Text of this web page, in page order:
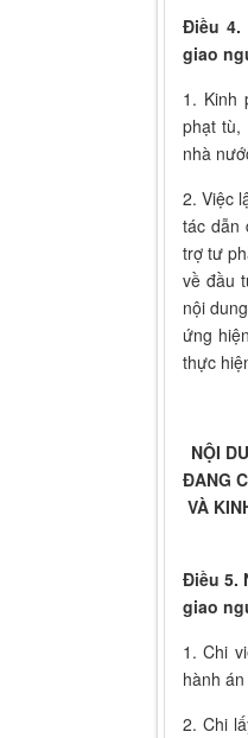
Điều 4.
giao
1. Kinh
phạt tù,
nhà
2. Việc
tác dẫn
trợ tư
về đầu
nội
ứng
thực
NỘI
ĐANG
VÀ
Điều 5.
giao
1. Chi
hành
2. Chi